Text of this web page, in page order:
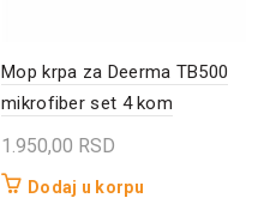
Mop krpa za Deerma TB500
mikrofiber set 4 kom
1.950,00 RSD
Dodaj u korpu